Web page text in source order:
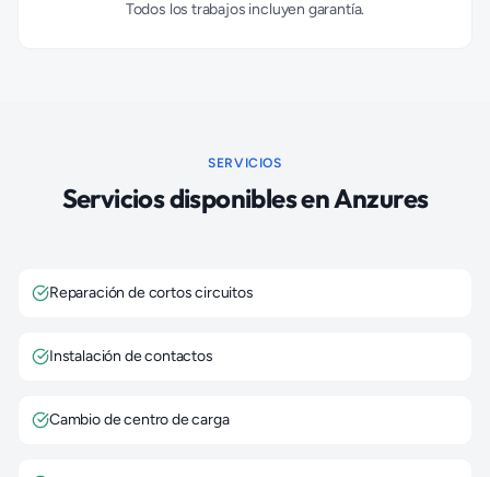
Todos los trabajos incluyen garantía.
SERVICIOS
Servicios disponibles enAnzures
Reparación de cortos circuitos
Instalación de contactos
Cambio de centro de carga